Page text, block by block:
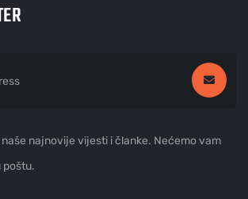
najnovije vijesti i članke. Nećemo vam
poštu.